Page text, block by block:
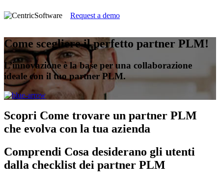
Request a demo
Come scegliere il perfetto partner PLM!
L’innovazione è la base per una collaborazione
ideale con il tuo partner PLM.
Scopri Come trovare un partner PLM
che evolva con la tua azienda
Comprendi Cosa desiderano gli utenti
dalla checklist dei partner PLM